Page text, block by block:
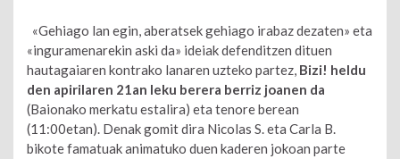
«Gehiago lan egin, aberatsek gehiago irabaz dezaten» eta
«inguramenarekin aski da» ideiak defenditzen dituen
hautagaiaren kontrako lanaren uzteko partez, Bizi! heldu
den apirilaren 21an leku berera berriz joanen da
(Baionako merkatu estalira) eta tenore berean
(11:00etan). Denak gomit dira Nicolas S. eta Carla B.
bikote famatuak animatuko duen kaderen jokoan parte